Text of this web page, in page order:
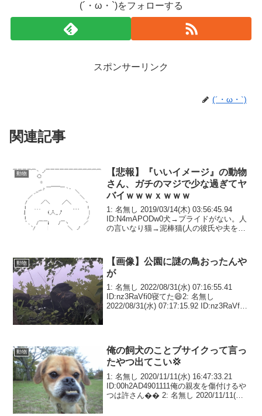
(´・ω・`)をフォローする
スポンサーリンク
(´・ω・`)
関連記事
動物
【悲報】『いいイメージ』の動物
さん、ガチのマジで少な過ぎてヤ
バイｗｗｗｘｗｗｗ
1: 名無し 2019/03/14(木) 03:56:45.94
ID:N4mAPODw0犬→プライドがない。人
の言いなり猫→泥棒猫(人の彼氏や夫を奪
さんクラゲ→チン...
動物
【画像】公園に謎の鳥おったんや
が
1: 名無し 2022/08/31(水) 07:16:55.41
ID:nz3RaVfi0寝てた😄2: 名無し
2022/08/31(水) 07:17:15.92 ID:nz3RaVfi0
動物
俺の飼犬のことブサイクって言っ
たやつ出てこい💢
1: 名無し 2020/11/11(水) 16:47:33.21
ID:00h2AD4901111俺の親友を傷付けるや
つは許さん�� 2: 名無し 2020/11/11(水)